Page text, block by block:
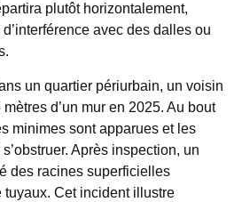
plutôt horizontalement,
avec des dalles ou
un quartier périurbain, un voisin
d’un mur en 2025. Au bout
minimes sont apparues et les
Après inspection, un
des racines superficielles
tuyaux. Cet incident illustre